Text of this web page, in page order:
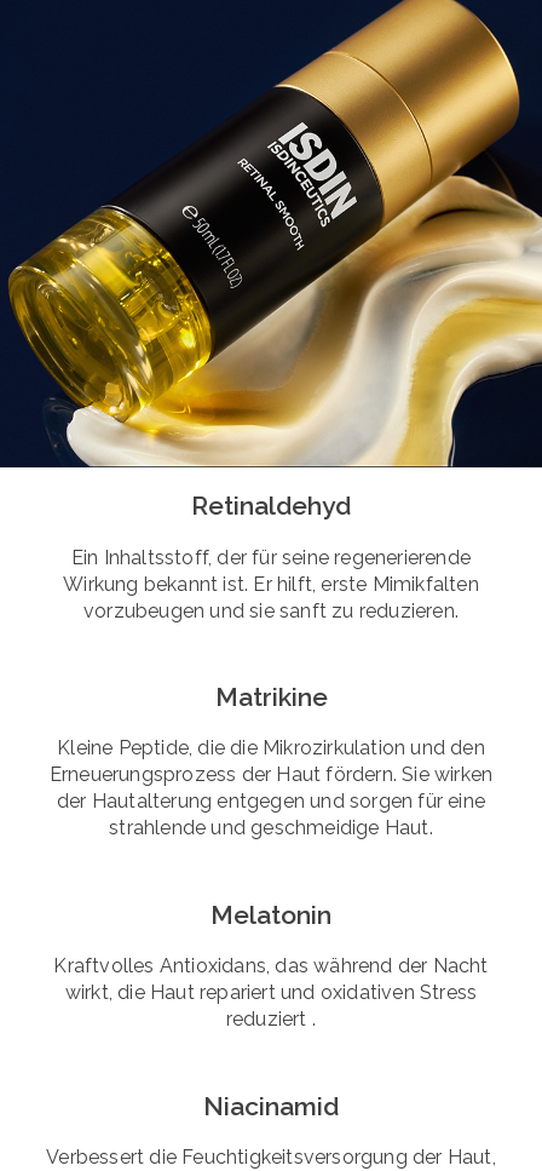
Retinaldehyd
Ein Inhaltsstoff, der für seine regenerierende
Wirkung bekannt ist. Er hilft, erste Mimikfalten
vorzubeugen und sie sanft zu reduzieren.
Matrikine
Kleine Peptide, die die Mikrozirkulation und den
Erneuerungsprozess der Haut fördern. Sie wirken
der Hautalterung entgegen und sorgen für eine
strahlende und geschmeidige Haut.
Melatonin
Kraftvolles Antioxidans, das während der Nacht
wirkt, die Haut repariert und oxidativen Stress
reduziert .
Niacinamid
Verbessert die Feuchtigkeitsversorgung der Haut,